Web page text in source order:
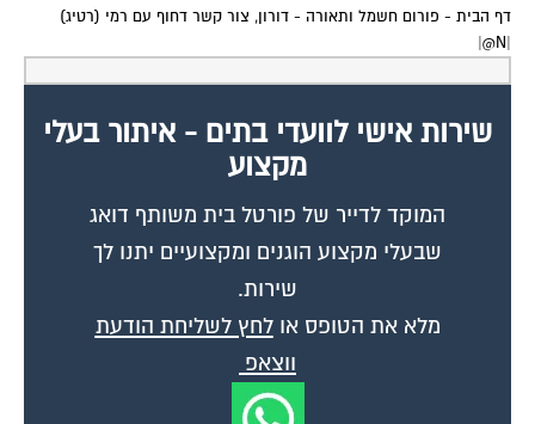
|N@|
מקצוע
המוקד לדייר של פורטל בית משותף דואג
שבעלי מקצוע הוגנים ומקצועיים יתנו לך
שירות.
מלא את הטופס אולחץ לשליחת הודעת
ווצאפ